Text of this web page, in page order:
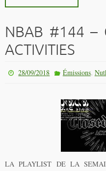
NBAB #144 –
ACTIVITIES
28/09/2018 Émissions,
LA PLAYLIST DE LA